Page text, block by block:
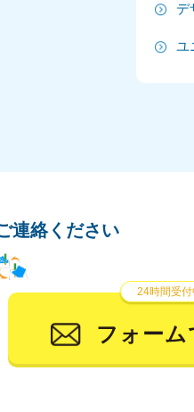
デ
ユ
連絡ください
24時間受付
フォーム